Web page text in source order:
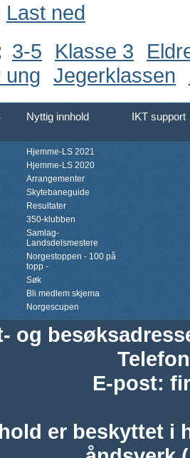
Last ned
3-5 Klasse 3
ung Jegerklassen
Nyttig innhold IKT support
Hjemme-LS 2021
Hjemme-LS 2020
Arrangementer
Skytebaneguide
Resultater
350-klubben
Samlag-
Landsdelsmestere
Norgestoppen - 100 på
topp -
Søk
Bli medlem skjema
Norgescupen
og
Telefon
E-post:
er beskyttet i